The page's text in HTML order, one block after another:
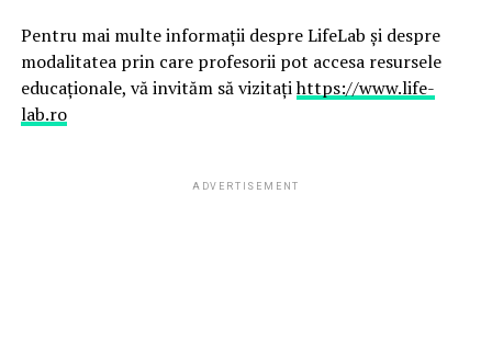
Pentru mai multe informații despre LifeLab și despre
modalitatea prin care profesorii pot accesa resursele
educaționale, vă invităm să vizitațihttps://www.life-
lab.ro
ADVERTISEMENT